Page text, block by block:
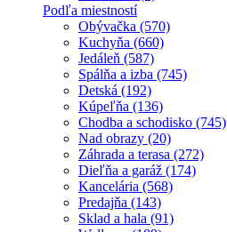
Podľa miestností
Obývačka (570)
Kuchyňa (660)
Jedáleň (587)
Spálňa a izba (745)
Detská (192)
Kúpeľňa (136)
Chodba a schodisko (745)
Nad obrazy (20)
Záhrada a terasa (272)
Dieľňa a garáž (174)
Kancelária (568)
Predajňa (143)
Sklad a hala (91)